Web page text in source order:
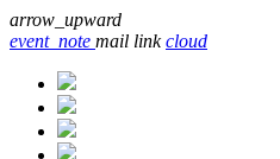
arrow_upward
event_note mail link cloud